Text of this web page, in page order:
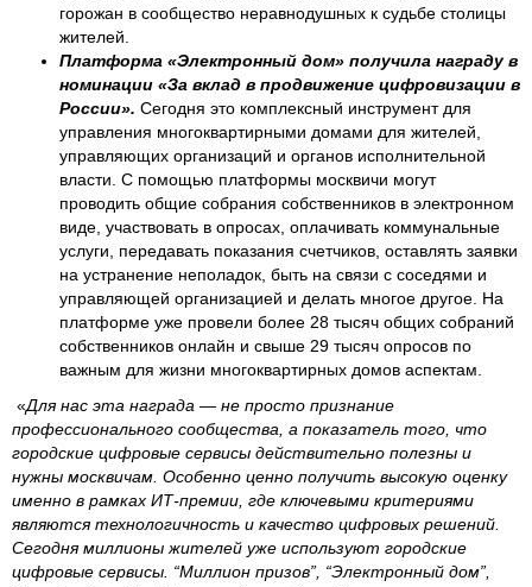
горожан в сообщество неравнодушных к судьбе столицы
жителей.
Платформа «Электронный дом» получила награду в
номинации «За вклад в продвижение цифровизации в
России». Сегодня это комплексный инструмент для
управления многоквартирными домами для жителей,
управляющих организаций и органов исполнительной
власти. С помощью платформы москвичи могут
проводить общие собрания собственников в электронном
виде, участвовать в опросах, оплачивать коммунальные
услуги, передавать показания счетчиков, оставлять заявки
на устранение неполадок, быть на связи с соседями и
управляющей организацией и делать многое другое. На
платформе уже провели более 28 тысяч общих собраний
собственников онлайн и свыше 29 тысяч опросов по
важным для жизни многоквартирных домов аспектам.
«Для нас эта награда — не просто признание
профессионального сообщества, а показатель того, что
городские цифровые сервисы действительно полезны и
нужны москвичам. Особенно ценно получить высокую оценку
именно в рамках ИТ-премии, где ключевыми критериями
являются технологичность и качество цифровых решений.
Сегодня миллионы жителей уже используют городские
цифровые сервисы. “Миллион призов”, “Электронный дом”,